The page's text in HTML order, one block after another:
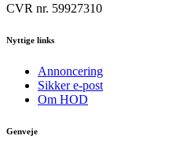
CVR nr. 59927310
Nyttige links
Annoncering
Sikker e-post
Om HOD
Genveje